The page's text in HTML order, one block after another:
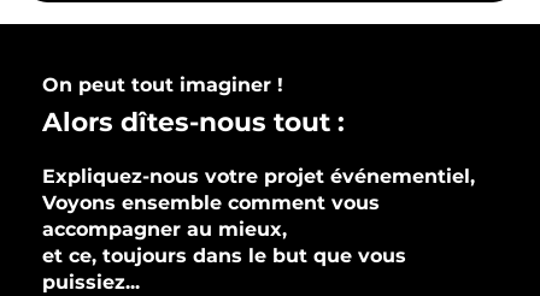
On peut tout imaginer !
Alors dîtes-nous tout :
Expliquez-nous votre projet événementiel,
Voyons ensemble comment vous
accompagner au mieux,
et ce, toujours dans le but que vous
puissiez...